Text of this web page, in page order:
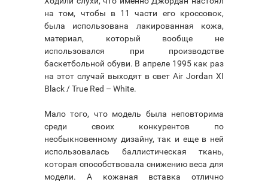
на том, чтобы в 11 части его кроссовок,
была использована лакированная кожа,
материал, который вообще не
использовался при производстве
баскетбольной обуви. В апреле 1995 как раз
на этот случай выходят в свет Air Jordan XI
Black / True Red – White.
Мало того, что модель была неповторима
среди своих конкурентов по
необыкновенному дизайну, так и еще в ней
использовалась баллистическая ткань,
которая способствовала снижению веса для
модели. А кожаная вставка отлично